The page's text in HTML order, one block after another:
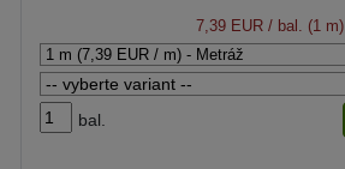
7,39 EUR/ bal. (1 m)
bal.